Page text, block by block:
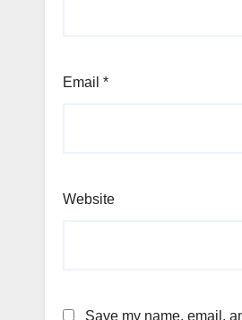
Email *
Website
Save my name, email,